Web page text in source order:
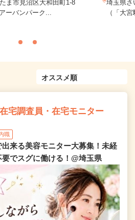
ま市見沼区大和田町1-8
ーバンパーク...
埼玉県さ
（「大
宅調査員・在宅モニター
職
来る美容モニター大募集！未経
でスグに働ける！@埼玉県